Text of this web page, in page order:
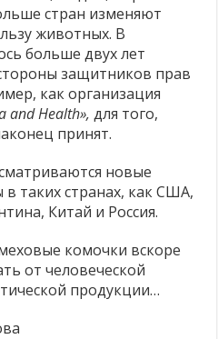
стран изменяют
животных. В
больше двух лет
защитников прав
как организация
and Health»,для того,
принят.
новые
таких странах, как США,
Китай и Россия.
комочки вскоре
от человеческой
продукции…